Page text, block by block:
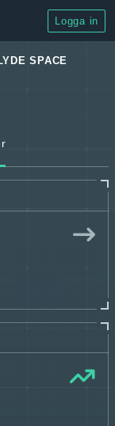
Logga in
SPACE